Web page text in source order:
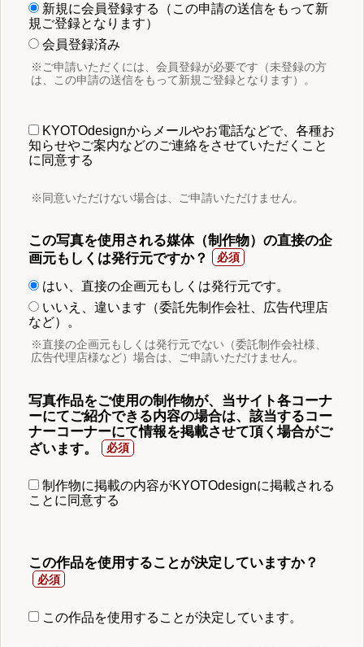
新規に会員登録する（この申請の送信をもって新
規ご登録となります）
会員登録済み
※ご申請いただくには、会員登録が必要です（未登録の方
は、この申請の送信をもって新規ご登録となります）。
KYOTOdesignからメールやお電話などで、各種お
知らせやご案内などのご連絡をさせていただくこと
に同意する
※同意いただけない場合は、ご申請いただけません。
この写真を使用される媒体（制作物）の直接の企
画元もしくは発行元ですか？
はい、直接の企画元もしくは発行元です。
いいえ、違います（委託先制作会社、広告代理店
など）。
※直接の企画元もしくは発行元でない（委託制作会社様、
広告代理店様など）場合は、ご申請いただけません。
写真作品をご使用の制作物が、当サイト各コーナ
ーにてご紹介できる内容の場合は、該当するコー
ナーコーナーにて情報を掲載させて頂く場合がご
ざいます。
制作物に掲載の内容がKYOTOdesignに掲載される
ことに同意する
この作品を使用することが決定していますか？
この作品を使用することが決定しています。